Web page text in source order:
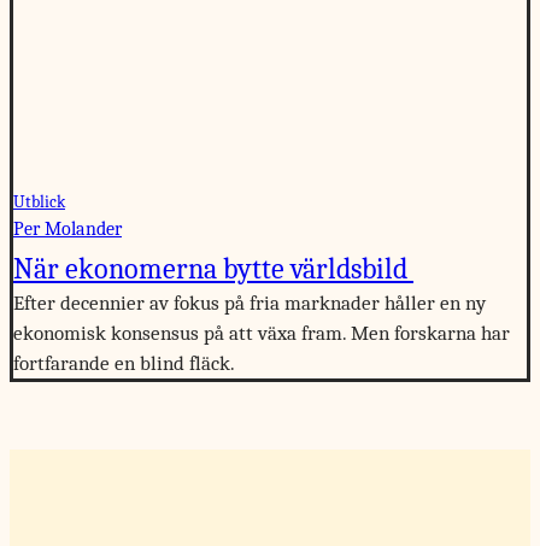
Utblick
Per Molander
När ekonomerna bytte världsbild
Efter decennier av fokus på fria marknader håller en ny
ekonomisk konsensus på att växa fram. Men forskarna har
fortfarande en blind fläck.